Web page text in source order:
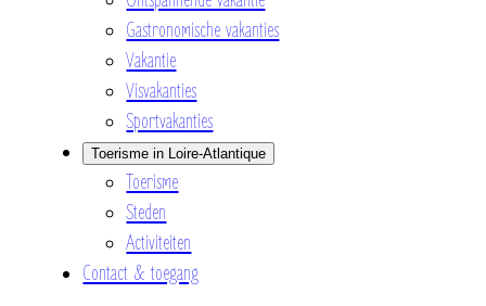
Gastronomische vakanties
Vakantie
Visvakanties
Sportvakanties
Toerisme in Loire-Atlantique
Toerisme
Steden
Activiteiten
Contact & toegang